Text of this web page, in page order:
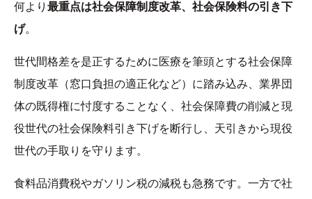
何より 最重点は社会保障制度改革、社会保険料の引き下
げ。
世代間格差を是正するために医療を筆頭とする社会保障
制度改革（窓口負担の適正化など）に踏み込み、業界団
体の既得権に忖度することなく、社会保障費の削減と現
役世代の社会保険料引き下げを断行し、天引きから現役
世代の手取りを守ります。
食料品消費税やガソリン税の減税も急務です。一方で社